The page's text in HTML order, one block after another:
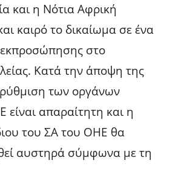
και η Νότια Αφρική
καιρό το δικαίωμα σε ένα
εκπροσώπησης στο
Κατά την άποψη της
των οργάνων
απαραίτητη και η
του ΣΑ του ΟΗΕ θα
αυστηρά σύμφωνα με τη